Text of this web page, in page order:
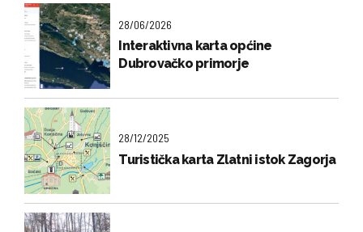
28/06/2026
Interaktivna karta općine
Dubrovačko primorje
28/12/2025
Turistička karta Zlatni istok Zagorja